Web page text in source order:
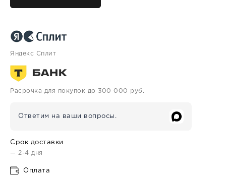
Яндекс Сплит
Расрочка для покупок до 300 000 руб.
Ответим на ваши вопросы.
Срок доставки
— 2-4 дня
Оплата